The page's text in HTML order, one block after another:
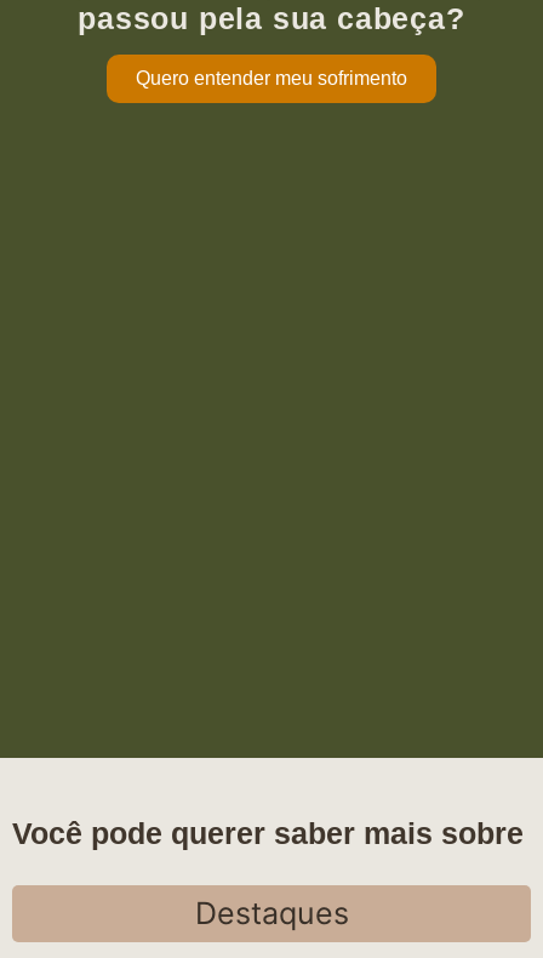
passou pela sua cabeça?
Quero entender meu sofrimento
Você pode querer saber mais sobre
Destaques